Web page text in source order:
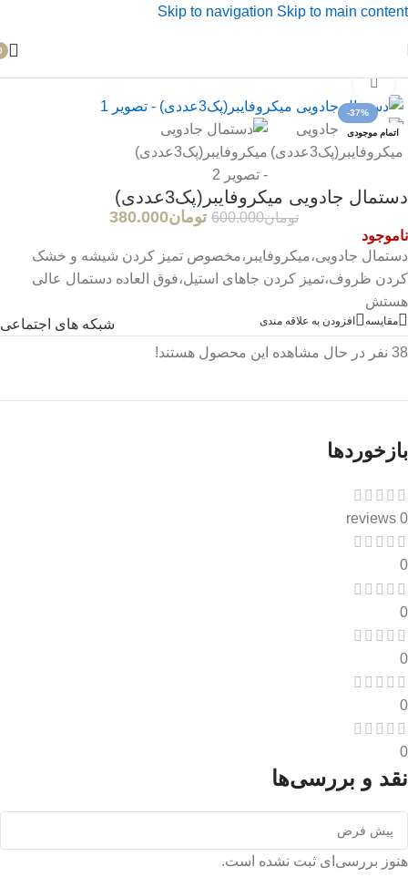
Skip to navigation Skip to main content
-37%
اتمام موجودی
بزرگنمایی تصویر
دستمال جادویی میکروفایبر(پک3عددی)
تومان600.000 تومان380.000
ناموجود
دستمال جادویی،میکروفایبر،مخصوص تمیز کردن شیشه و خشک
کردن ظروف،تمیز کردن جاهای استیل،فوق العاده دستمال عالی
هستش
مقایسه افزودن به علاقه مندی
شبکه های اجتماعی
38 نفر در حال مشاهده این محصول هستند!
بازخوردها
0 reviews
0
0
0
0
0
نقد و بررسی‌ها
هنوز بررسی‌ای ثبت نشده است.